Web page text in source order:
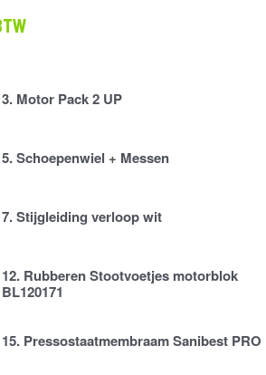
3. Motor Pack 2 UP
5. Schoepenwiel + Messen
7. Stijgleiding verloop wit
12. Rubberen Stootvoetjes motorblok
BL120171
15. Pressostaatmembraam Sanibest PRO